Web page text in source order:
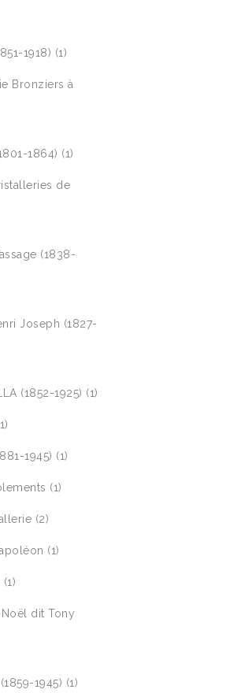
1918) (1)
Bronziers à
1864) (1)
de
(1838-
Joseph (1827-
(1852-1925) (1)
1945) (1)
(1)
(2)
(1)
(1)
dit Tony
1945) (1)